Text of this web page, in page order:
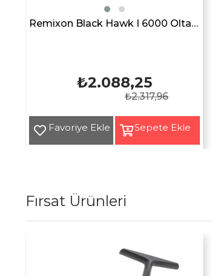
Remixon Black Hawk I 6000 Olta Makarası
₺2.088,25
₺2.317,96
Fırsat Ürünleri